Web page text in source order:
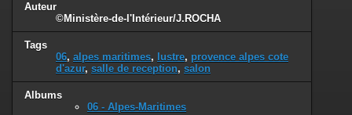
Auteur
©Ministère-de-l'Intérieur/J.ROCHA
Tags
06, alpes maritimes, lustre, provence alpes cote
d'azur, salle de reception, salon
Albums
06 - Alpes-Maritimes